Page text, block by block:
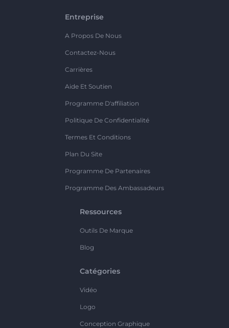
Entreprise
A Propos De Nous
Contactez-Nous
Carrières
Aide Et Soutien
Programme D'affiliation
Politique De Confidentialité
Termes Et Conditions
Plan Du Site
Programme De Partenaires
Programme Des Ambassadeurs
Ressources
Outils De Marque
Blog
Catégories
Vidéo
Logo
Conception Graphique